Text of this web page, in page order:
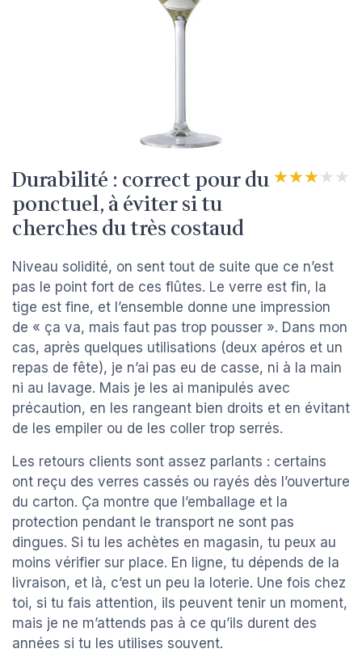
Durabilité : correct pour du
ponctuel, à éviter si tu
cherches du très costaud
★★★★★
★★★★★
Niveau solidité, on sent tout de suite que ce n’est
pas le point fort de ces flûtes. Le verre est fin, la
tige est fine, et l’ensemble donne une impression
de « ça va, mais faut pas trop pousser ». Dans mon
cas, après quelques utilisations (deux apéros et un
repas de fête), je n’ai pas eu de casse, ni à la main
ni au lavage. Mais je les ai manipulés avec
précaution, en les rangeant bien droits et en évitant
de les empiler ou de les coller trop serrés.
Les retours clients sont assez parlants : certains
ont reçu des verres cassés ou rayés dès l’ouverture
du carton. Ça montre que l’emballage et la
protection pendant le transport ne sont pas
dingues. Si tu les achètes en magasin, tu peux au
moins vérifier sur place. En ligne, tu dépends de la
livraison, et là, c’est un peu la loterie. Une fois chez
toi, si tu fais attention, ils peuvent tenir un moment,
mais je ne m’attends pas à ce qu’ils durent des
années si tu les utilises souvent.